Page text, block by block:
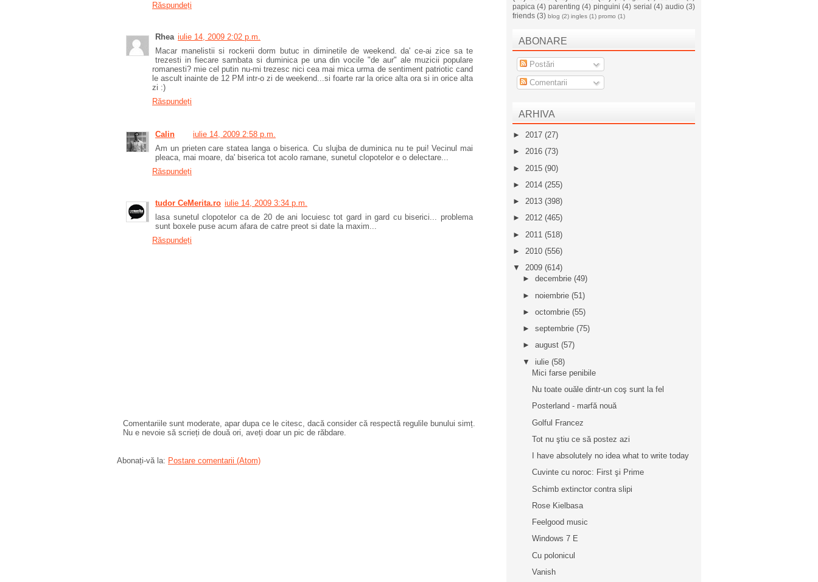
Răspundeți
Rhea iulie 14, 2009 2:02 p.m.
Macar manelistii si rockerii dorm butuc in diminetile de weekend. da' ce-ai zice sa te
trezesti in fiecare sambata si duminica pe una din vocile "de aur" ale muzicii populare
romanesti? mie cel putin nu-mi trezesc nici cea mai mica urma de sentiment patriotic cand
le ascult inainte de 12 PM intr-o zi de weekend...si foarte rar la orice alta ora si in orice alta
zi :)
Răspundeți
Calin
iulie 14, 2009 2:58 p.m.
Am un prieten care statea langa o biserica. Cu slujba de duminica nu te pui! Vecinul mai
pleaca, mai moare, da' biserica tot acolo ramane, sunetul clopotelor e o delectare...
Răspundeți
tudor CeMerita.ro iulie 14, 2009 3:34 p.m.
lasa sunetul clopotelor ca de 20 de ani locuiesc tot gard in gard cu biserici... problema
sunt boxele puse acum afara de catre preot si date la maxim...
Răspundeți
Comentariile sunt moderate, apar dupa ce le citesc, dacă consider că respectă regulile bunului simț.
Nu e nevoie să scrieți de două ori, aveți doar un pic de răbdare.
Abonați-vă la: Postare comentarii (Atom)
papica (4) parenting (4) pinguini (4) serial (4) audio (3)
friends (3) blog (2) ingles (1) promo (1)
ABONARE
Postări
Comentarii
ARHIVA
► 2017 (27)
► 2016 (73)
► 2015 (90)
► 2014 (255)
► 2013 (398)
► 2012 (465)
► 2011 (518)
► 2010 (556)
▼ 2009 (614)
► decembrie (49)
► noiembrie (51)
► octombrie (55)
► septembrie (75)
► august (57)
▼ iulie (58)
Mici farse penibile
Nu toate ouăle dintr-un coş sunt la fel
Posterland - marfă nouă
Golful Francez
Tot nu ştiu ce să postez azi
I have absolutely no idea what to write today
Cuvinte cu noroc: First şi Prime
Schimb extinctor contra slipi
Rose Kielbasa
Feelgood music
Windows 7 E
Cu polonicul
Vanish